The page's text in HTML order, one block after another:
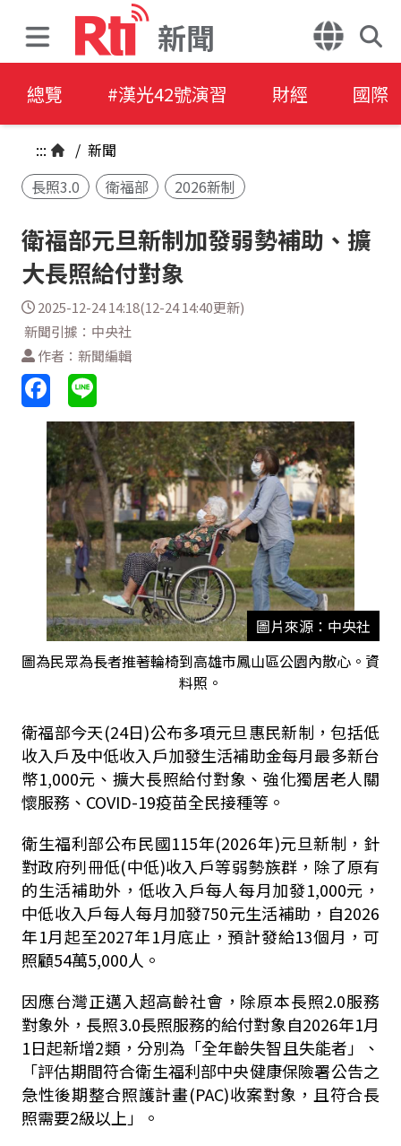
新聞
總覽 #漢光42號演習 財經 國際
::: / 新聞
長照3.0
衛福部 2026新制
衛福部元旦新制加發弱勢補助、擴
大長照給付對象
2025-12-24 14:18(12-24 14:40更新)
新聞引據：中央社
作者：新聞編輯
圖片來源：中央社
圖為民眾為長者推著輪椅到高雄市鳳山區公園內散心。資
料照。
衛福部今天(24日)公布多項元旦惠民新制，包括低
收入戶及中低收入戶加發生活補助金每月最多新台
幣1,000元、擴大長照給付對象、強化獨居老人關
懷服務、COVID-19疫苗全民接種等。
衛生福利部公布民國115年(2026年)元旦新制，針
對政府列冊低(中低)收入戶等弱勢族群，除了原有
的生活補助外，低收入戶每人每月加發1,000元，
中低收入戶每人每月加發750元生活補助，自2026
年1月起至2027年1月底止，預計發給13個月，可
照顧54萬5,000人。
因應台灣正邁入超高齡社會，除原本長照2.0服務
對象外，長照3.0長照服務的給付對象自2026年1月
1日起新增2類，分別為「全年齡失智且失能者」、
「評估期間符合衛生福利部中央健康保險署公告之
急性後期整合照護計畫(PAC)收案對象，且符合長
照需要2級以上」。